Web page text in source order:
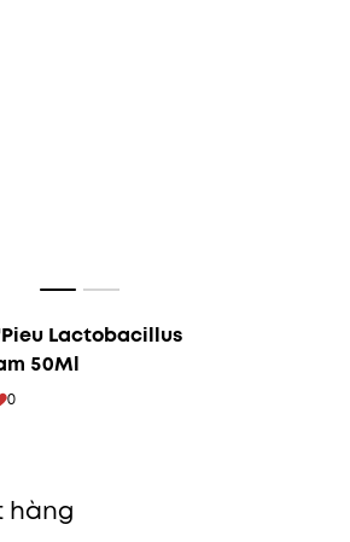
Lactobacillus
50Ml
0
hàng